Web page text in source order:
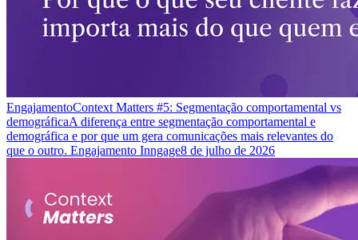
EngajamentoContext Matters #5: Segmentação comportamental vs
demográficaA diferença entre segmentação comportamental e
demográfica e por que um gera comunicações mais relevantes do
que o outro. Engajamento Inngage8 de julho de 2026